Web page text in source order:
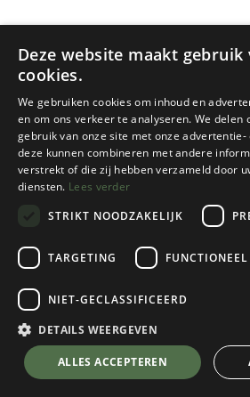
UCO
NOODKAARS 24 UUR
PARAFINE
€12,95
UCO
1
€15,95
Deze website maakt gebruik
cookies.
We gebruiken cookies om inhoud en
en om ons verkeer te analyseren. We delen
gebruik van onze site met onze
deze kunnen combineren met andere
verstrekt of die zij hebben verzameld door
diensten. Lees verder
STRIKT NOODZAKELIJK
TARGETING FUNCTIONEEL
NIET-GECLASSIFICEERD
DETAILS WEERGEVEN
ALLES ACCEPTEREN